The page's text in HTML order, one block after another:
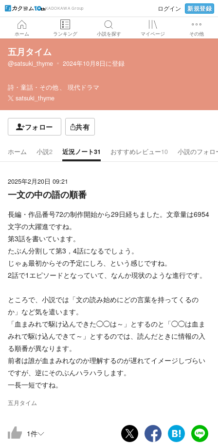
KADOKAWA Group ログイン 新規登録
ホーム ランキング 小説を探す マイページ その他
五月タイム
@satsuki_thyme 2024年10月8日に登録
詩・童話・その他
現代ドラマ
satsuki_thyme
フォロー 共有
ホーム 小説2 近況ノート31 おすすめレビュー10 小説のフォロ
2025年2月20日 09:21
一文の中の語の順番
長編・作品番号72の制作開始から29日経ちました。文章量は6954
文字の大躍進ですね。
第3話を書いています。
たぶん分割して第3，4話になるでしょう。
じゃぁ最初からその予定にしろ、という感じですね。
2話で1エピソードとなっていて、なんか現状のような進行です。
ところで、小説では「文の読み始めにどの言葉を持ってくるの
か」など気を遣います。
「血まみれで駆け込んできた◯◯は～」とするのと「◯◯は血ま
みれで駆け込んできて～」とするのでは、読んだときに情報の入
る順番が異なります。
前者は誰が血まみれなのか理解するのが遅れてイメージしづらい
ですが、逆にそのぶんハラハラします。
一長一短ですね。
五月タイム
1件